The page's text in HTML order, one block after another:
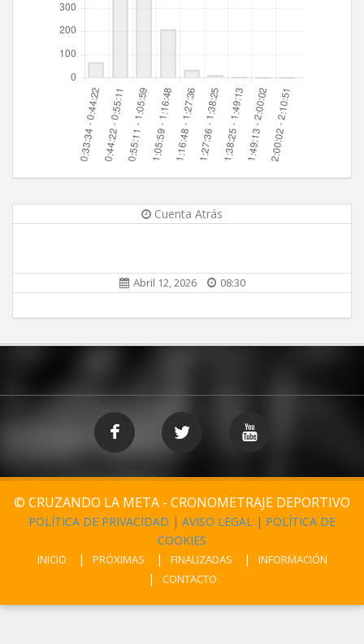
Cuenta Atrás
Abril 12, 2026 08:30
© CRUZANDO LA META - CRONOMETRAJE DEPORTIVO
POLÍTICA DE PRIVACIDAD | AVISO LEGAL | POLÍTICA DE
COOKIES
INICIO PRÓXIMAS FINALIZADAS
INFORMACIÓN
CONTACTO